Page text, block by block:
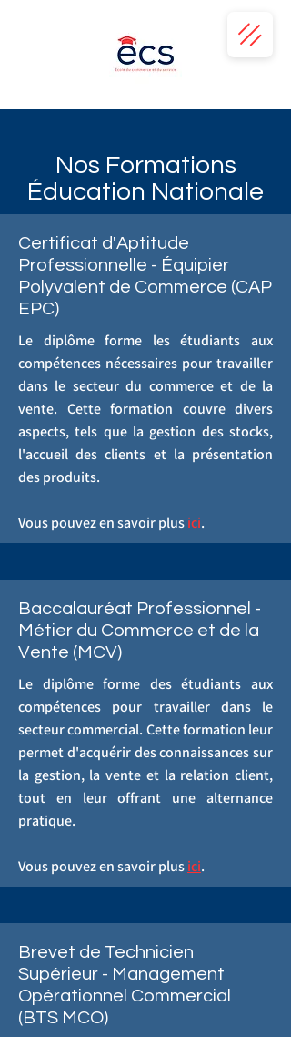
Nos Formations
Éducation Nationale
Certificat d'Aptitude
Professionnelle - Équipier
Polyvalent de Commerce (CAP
EPC)
Le diplôme forme les étudiants aux
compétences nécessaires pour travailler
dans le secteur du commerce et de la
vente. Cette formation couvre divers
aspects, tels que la gestion des stocks,
l'accueil des clients et la présentation
des produits.
Vous pouvez en savoir plusici.
Baccalauréat Professionnel -
Métier du Commerce et de la
Vente (MCV)
Le diplôme forme des étudiants aux
compétences pour travailler dans le
secteur commercial. Cette formation leur
permet d'acquérir des connaissances sur
la gestion, la vente et la relation client,
tout en leur offrant une alternance
pratique.
Vous pouvez en savoir plusici.
Brevet de Technicien
Supérieur - Management
Opérationnel Commercial
(BTS MCO)